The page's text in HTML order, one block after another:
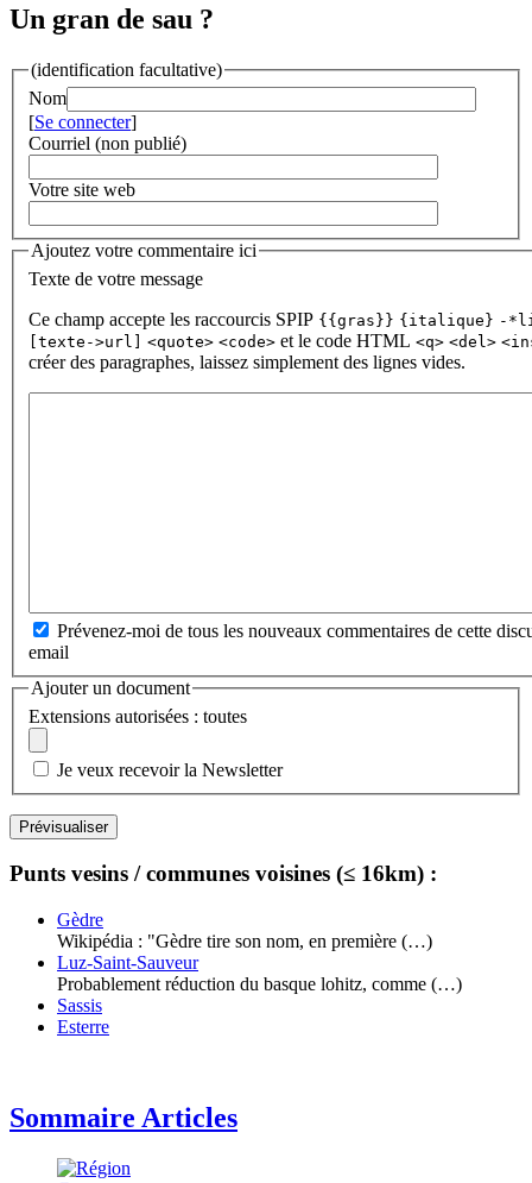
Un gran de sau ?
(identification facultative)
Nom
[Se connecter]
Courriel (non publié)
Votre site web
Ajoutez votre commentaire ici
Texte de votre message
Ce champ accepte les raccourcis SPIP {{gras}} {italique} -
[texte->url]
<quote> <code> et le code HTML <q> <del>
créer des paragraphes, laissez simplement des lignes vides.
Prévenez-moi de tous les nouveaux commentaires de cette
email
Ajouter un document
Extensions autorisées : toutes
Je veux recevoir la Newsletter
Punts vesins / communes voisines (≤ 16km) :
Gèdre
Wikipédia : "Gèdre tire son nom, en première (…)
Luz-Saint-Sauveur
Probablement réduction du basque lohitz, comme (…)
Sassis
Esterre
Sommaire Articles